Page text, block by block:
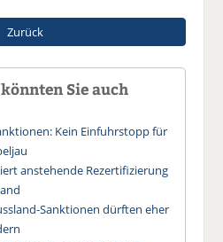
Zurück
Sie auch
Kein Einfuhrstopp für
anstehende Rezertifizierung
Sanktionen dürften eher